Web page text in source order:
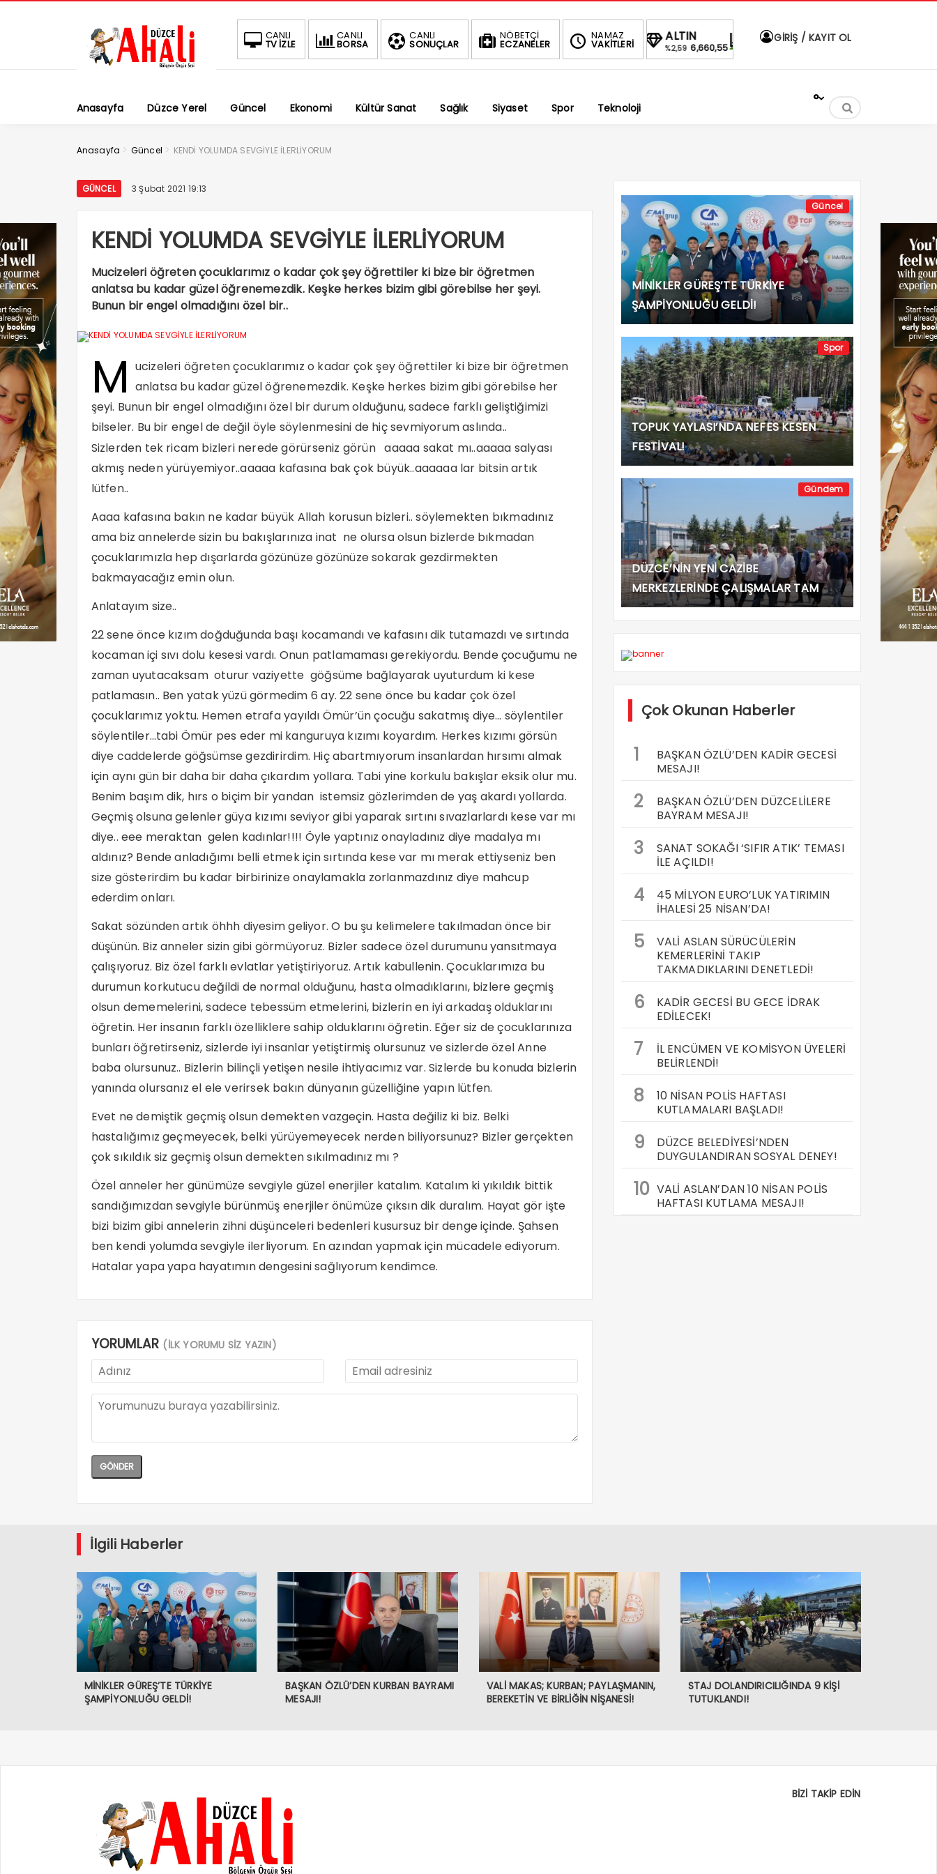
CANLI
TV İZLE
CANLI
BORSA
CANLI
SONUÇLAR
NÖBETÇİ
ECZANELER
NAMAZ
VAKİTLERİ
BIST
-0.03% 1.690,16
DOLAR
% 47,6787
EURO
% 55,1254
ALTIN
%2,59 6,660,55
BIST
-0.03% 1.690,16
DOLAR EURO
GİRİŞ / KAYIT OL
Anasayfa Düzce Yerel Güncel Ekonomi Kültür Sanat Sağlık Siyaset Spor Teknoloji
°
Anasayfa > Güncel > KENDİ YOLUMDA SEVGİYLE İLERLİYORUM
GÜNCEL 3 Şubat 2021 19:13
KENDİ YOLUMDA SEVGİYLE İLERLİYORUM
Mucizeleri öğreten çocuklarımız o kadar çok şey öğrettiler ki bize bir öğretmen
anlatsa bu kadar güzel öğrenemezdik. Keşke herkes bizim gibi görebilse her şeyi.
Bunun bir engel olmadığını özel bir..
M ucizeleri öğreten çocuklarımız o kadar çok şey öğrettiler ki bize bir öğretmen
anlatsa bu kadar güzel öğrenemezdik. Keşke herkes bizim gibi görebilse her
şeyi. Bunun bir engel olmadığını özel bir durum olduğunu, sadece farklı geliştiğimizi
bilseler. Bu bir engel de değil öyle söylenmesini de hiç sevmiyorum aslında..
Sizlerden tek ricam bizleri nerede görürseniz görün aaaaa sakat mı..aaaaa salyası
akmış neden yürüyemiyor..aaaaa kafasına bak çok büyük..aaaaaa lar bitsin artık
lütfen..
Aaaa kafasına bakın ne kadar büyük Allah korusun bizleri.. söylemekten bıkmadınız
ama biz annelerde sizin bu bakışlarınıza inat ne olursa olsun bizlerde bıkmadan
çocuklarımızla hep dışarlarda gözünüze gözünüze sokarak gezdirmekten
bakmayacağız emin olun.
Anlatayım size..
22 sene önce kızım doğduğunda başı kocamandı ve kafasını dik tutamazdı ve sırtında
kocaman içi sıvı dolu kesesi vardı. Onun patlamaması gerekiyordu. Bende çocuğumu ne
zaman uyutacaksam oturur vaziyette göğsüme bağlayarak uyuturdum ki kese
patlamasın.. Ben yatak yüzü görmedim 6 ay. 22 sene önce bu kadar çok özel
çocuklarımız yoktu. Hemen etrafa yayıldı Ömür’ün çocuğu sakatmış diye… söylentiler
söylentiler…tabi Ömür pes eder mi kanguruya kızımı koyardım. Herkes kızımı görsün
diye caddelerde göğsümse gezdirirdim. Hiç abartmıyorum insanlardan hırsımı almak
için aynı gün bir daha bir daha çıkardım yollara. Tabi yine korkulu bakışlar eksik olur mu.
Benim başım dik, hırs o biçim bir yandan istemsiz gözlerimden de yaş akardı yollarda.
Geçmiş olsuna gelenler güya kızımı seviyor gibi yaparak sırtını sıvazlarlardı kese var mı
diye.. eee meraktan gelen kadınlar!!!! Öyle yaptınız onayladınız diye madalya mı
aldınız? Bende anladığımı belli etmek için sırtında kese var mı merak ettiyseniz ben
size gösterirdim bu kadar birbirinize onaylamakla zorlanmazdınız diye mahcup
ederdim onları.
Sakat sözünden artık öhhh diyesim geliyor. O bu şu kelimelere takılmadan önce bir
düşünün. Biz anneler sizin gibi görmüyoruz. Bizler sadece özel durumunu yansıtmaya
çalışıyoruz. Biz özel farklı evlatlar yetiştiriyoruz. Artık kabullenin. Çocuklarımıza bu
durumun korkutucu değildi de normal olduğunu, hasta olmadıklarını, bizlere geçmiş
olsun dememelerini, sadece tebessüm etmelerini, bizlerin en iyi arkadaş olduklarını
öğretin. Her insanın farklı özelliklere sahip olduklarını öğretin. Eğer siz de çocuklarınıza
bunları öğretirseniz, sizlerde iyi insanlar yetiştirmiş olursunuz ve sizlerde özel Anne
baba olursunuz.. Bizlerin bilinçli yetişen nesile ihtiyacımız var. Sizlerde bu konuda bizlerin
yanında olursanız el ele verirsek bakın dünyanın güzelliğine yapın lütfen.
Evet ne demiştik geçmiş olsun demekten vazgeçin. Hasta değiliz ki biz. Belki
hastalığımız geçmeyecek, belki yürüyemeyecek nerden biliyorsunuz? Bizler gerçekten
çok sıkıldık siz geçmiş olsun demekten sıkılmadınız mı ?
Özel anneler her günümüze sevgiyle güzel enerjiler katalım. Katalım ki yıkıldık bittik
sandığımızdan sevgiyle bürünmüş enerjiler önümüze çıksın dik duralım. Hayat gör işte
bizi bizim gibi annelerin zihni düşünceleri bedenleri kusursuz bir denge içinde. Şahsen
ben kendi yolumda sevgiyle ilerliyorum. En azından yapmak için mücadele ediyorum.
Hatalar yapa yapa hayatımın dengesini sağlıyorum kendimce.
YORUMLAR (İLK YORUMU SİZ YAZIN)
Güncel
MİNİKLER GÜREŞ’TE TÜRKİYE
ŞAMPİYONLUĞU GELDİ!
Spor
TOPUK YAYLASI’NDA NEFES KESEN
FESTİVAL!
Gündem
DÜZCE’NİN YENİ CAZİBE
MERKEZLERİNDE ÇALIŞMALAR TAM
GAZ!
Çok Okunan Haberler
1
BAŞKAN ÖZLÜ’DEN KADİR GECESİ
MESAJI!
2
BAŞKAN ÖZLÜ’DEN DÜZCELİLERE
BAYRAM MESAJI!
3
SANAT SOKAĞI ‘SIFIR ATIK’ TEMASI
İLE AÇILDI!
4
45 MİLYON EURO’LUK YATIRIMIN
İHALESİ 25 NİSAN’DA!
5
VALİ ASLAN SÜRÜCÜLERİN
KEMERLERİNİ TAKIP
TAKMADIKLARINI DENETLEDİ!
6
KADİR GECESİ BU GECE İDRAK
EDİLECEK!
7
İL ENCÜMEN VE KOMİSYON ÜYELERİ
BELİRLENDİ!
8
10 NİSAN POLİS HAFTASI
KUTLAMALARI BAŞLADI!
9
DÜZCE BELEDİYESİ’NDEN
DUYGULANDIRAN SOSYAL DENEY!
10 VALİ ASLAN’DAN 10 NİSAN POLİS
HAFTASI KUTLAMA MESAJI!
İlgili Haberler
MİNİKLER GÜREŞ’TE TÜRKİYE
ŞAMPİYONLUĞU GELDİ!
BAŞKAN ÖZLÜ’DEN KURBAN BAYRAMI
MESAJI!
VALİ MAKAS; KURBAN; PAYLAŞMANIN,
BEREKETİN VE BİRLİĞİN NİŞANESİ!
STAJ DOLANDIRICILIĞINDA 9 KİŞİ
TUTUKLANDI!
BİZİ TAKİP EDİN